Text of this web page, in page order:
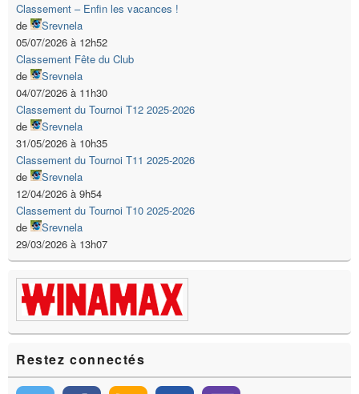
Classement – Enfin les vacances !
de
Srevnela
05/07/2026 à 12h52
Classement Fête du Club
de
Srevnela
04/07/2026 à 11h30
Classement du Tournoi T12 2025-2026
de
Srevnela
31/05/2026 à 10h35
Classement du Tournoi T11 2025-2026
de
Srevnela
12/04/2026 à 9h54
Classement du Tournoi T10 2025-2026
de
Srevnela
29/03/2026 à 13h07
Restez connectés